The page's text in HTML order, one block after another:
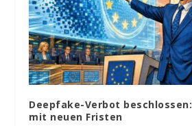
Deepfake-Verbot
mit neuen Fristen